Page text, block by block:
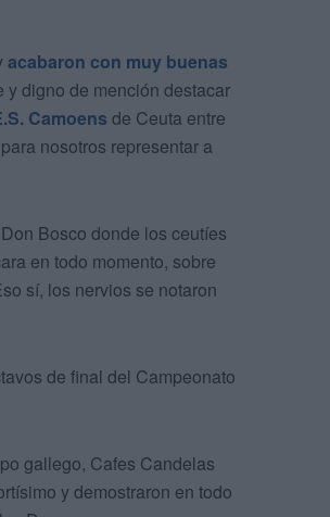
acabaron con muy buenas
digno de mención destacar
Camoens de Ceuta entre
nosotros representar a
Bosco donde los ceutíes
en todo momento, sobre
sí, los nervios se notaron
de final del Campeonato
gallego, Cafes Candelas
y demostraron en todo